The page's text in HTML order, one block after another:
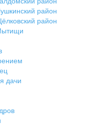
район
район
дачи